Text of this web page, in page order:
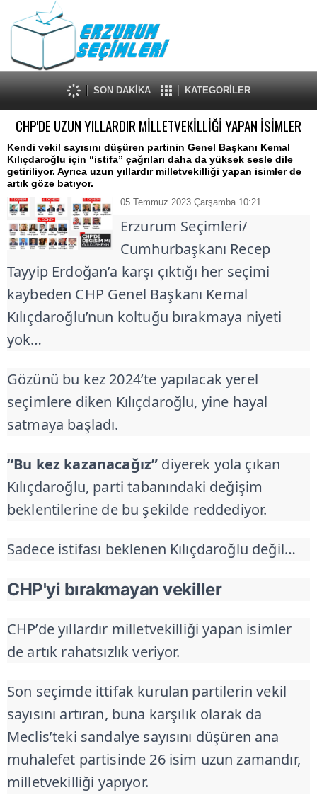
SON DAKİKA KATEGORİLER
CHP'DE UZUN YILLARDIR MİLLETVEKİLLİĞİ YAPAN İSİMLER
Kendi vekil sayısını düşüren partinin Genel Başkanı Kemal
Kılıçdaroğlu için “istifa” çağrıları daha da yüksek sesle dile
getiriliyor. Ayrıca uzun yıllardır milletvekilliği yapan isimler de
artık göze batıyor.
05 Temmuz 2023 Çarşamba 10:21
Erzurum Seçimleri/
Cumhurbaşkanı Recep
Tayyip Erdoğan’a karşı çıktığı her seçimi
kaybeden CHP Genel Başkanı Kemal
Kılıçdaroğlu’nun koltuğu bırakmaya niyeti
yok…
Gözünü bu kez 2024’te yapılacak yerel
seçimlere diken Kılıçdaroğlu, yine hayal
satmaya başladı.
“Bu kez kazanacağız” diyerek yola çıkan
Kılıçdaroğlu, parti tabanındaki değişim
beklentilerine de bu şekilde reddediyor.
Sadece istifası beklenen Kılıçdaroğlu değil…
CHP'yi bırakmayan vekiller
CHP’de yıllardır milletvekilliği yapan isimler
de artık rahatsızlık veriyor.
Son seçimde ittifak kurulan partilerin vekil
sayısını artıran, buna karşılık olarak da
Meclis’teki sandalye sayısını düşüren ana
muhalefet partisinde 26 isim uzun zamandır,
milletvekilliği yapıyor.